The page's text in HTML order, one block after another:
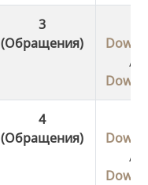
3
(Обращения)
/
4
(Обращения)
/